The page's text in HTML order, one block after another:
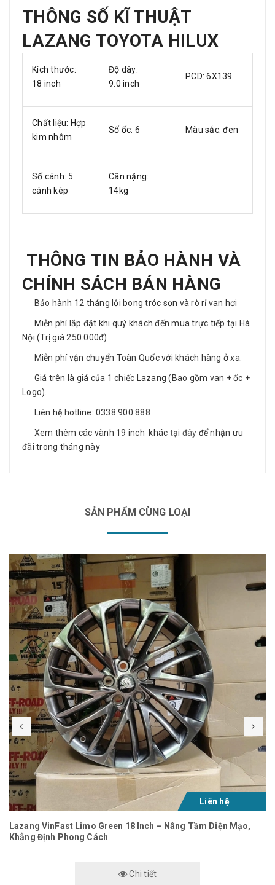
THÔNG SỐ KĨ THUẬT
LAZANG TOYOTA HILUX
Kích thước:
18 inch
Độ dày:
9.0 inch
PCD: 6X139
Chất liệu: Hợp
kim nhôm
Số ốc: 6 Màu sắc: đen
Số cánh: 5
cánh kép
Cân nặng:
14kg
THÔNG TIN BẢO HÀNH VÀ
CHÍNH SÁCH BÁN HÀNG
Bảo hành 12 tháng lỗi bong tróc sơn và rò rỉ van hơi
Miễn phí lắp đặt khi quý khách đến mua trực tiếp tại Hà
Nội (Trị giá 250.000đ)
Miễn phí vận chuyển Toàn Quốc với khách hàng ở xa.
Giá trên là giá của 1 chiếc Lazang (Bao gồm van + ốc +
Logo).
Liên hệ hotline: 0338 900 888
Xem thêm các vành 19 inch khác tại đây để nhận ưu
đãi trong tháng này
SẢN PHẨM CÙNG LOẠI
Liên hệ
Lazang VinFast Limo Green 18 Inch – Nâng Tầm Diện Mạo,
Khẳng Định Phong Cách
Chi tiết